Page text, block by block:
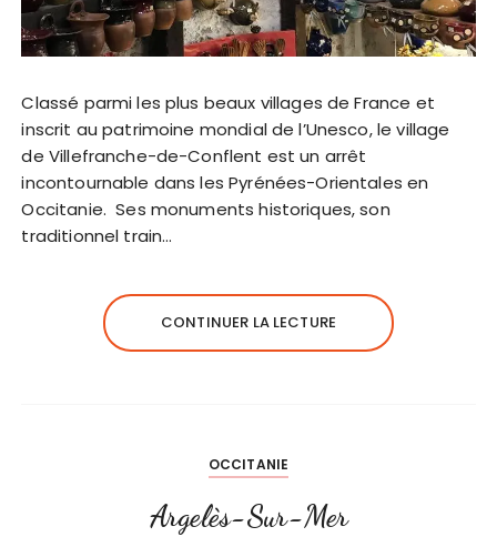
Classé parmi les plus beaux villages de France et
inscrit au patrimoine mondial de l’Unesco, le village
de Villefranche-de-Conflent est un arrêt
incontournable dans les Pyrénées-Orientales en
Occitanie. Ses monuments historiques, son
traditionnel train…
CONTINUER LA LECTURE
OCCITANIE
Argelès-Sur-Mer